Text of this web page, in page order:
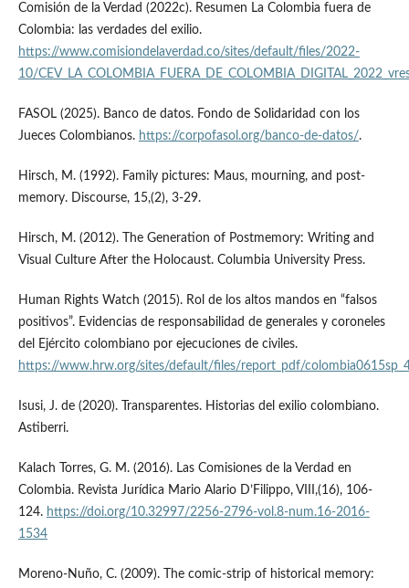
Comisión de la Verdad (2022c). Resumen La Colombia fuera de
Colombia: las verdades del exilio.
https://www.comisiondelaverdad.co/sites/default/files/2022-
10/
FASOL (2025). Banco de datos. Fondo de Solidaridad con los
Jueces Colombianos. https://corpofasol.org/banco-de-datos/.
Hirsch, M. (1992). Family pictures: Maus, mourning, and post-
memory. Discourse, 15,(2), 3-29.
Hirsch, M. (2012). The Generation of Postmemory: Writing and
Visual Culture After the Holocaust. Columbia University Press.
Human Rights Watch (2015). Rol de los altos mandos en “falsos
positivos”. Evidencias de responsabilidad de generales y coroneles
del Ejército colombiano por ejecuciones de civiles.
https://www.hrw.org/sites/default/files/report_pdf/
Isusi, J. de (2020). Transparentes. Historias del exilio colombiano.
Astiberri.
Kalach Torres, G. M. (2016). Las Comisiones de la Verdad en
Colombia. Revista Jurídica Mario Alario D’Filippo, VIII,(16), 106-
124. https://doi.org/10.32997/2256-2796-vol.8-num.16-2016-
1534
Moreno-Nuño, C. (2009). The comic-strip of historical memory: